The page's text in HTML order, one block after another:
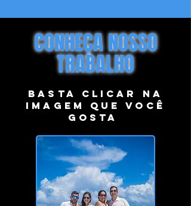
CONHEÇA NOSSO
TRABALHO
Basta clicar na
imagem que você
gosta